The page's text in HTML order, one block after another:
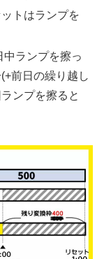
トはランプを
ランプを擦っ
前日の繰り越し
ンプを擦ると